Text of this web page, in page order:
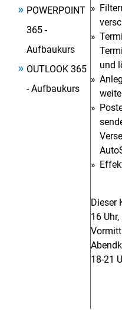
POWERPOINT
365 -
Aufbaukurs
OUTLOOK 365
- Aufbaukurs
und
Dieser
16
18-21